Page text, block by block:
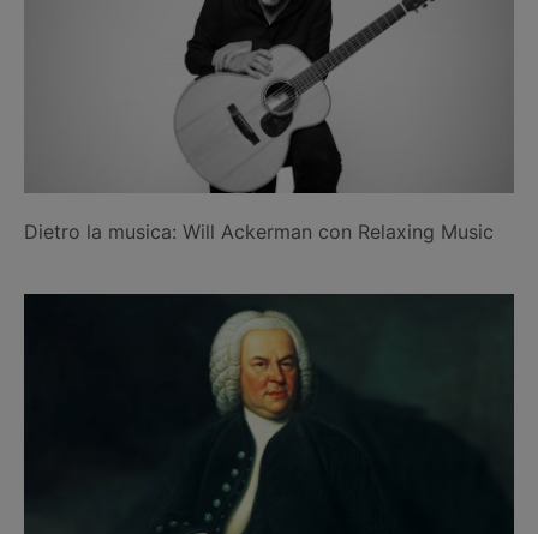
Dietro la musica: Will Ackerman con Relaxing Music